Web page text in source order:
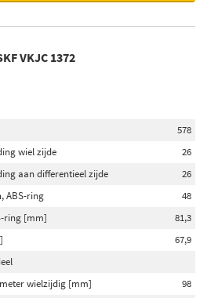
VKJC 1372
578
wiel zijde
26
aan differentieel zijde
26
ABS-ring
48
ring [mm]
81,3
67,9
wielzijdig [mm]
98